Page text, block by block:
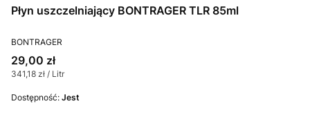
Płyn uszczelniający BONTRAGER TLR 85ml
PRODUCENT
BONTRAGER
Cena
29,00 zł
Cena jednostkowa
341,18 zł / Litr
Dostępność: Jest